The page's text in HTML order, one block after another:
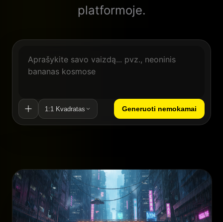
platformoje.
1:1 Kvadratas Generuoti nemokamai